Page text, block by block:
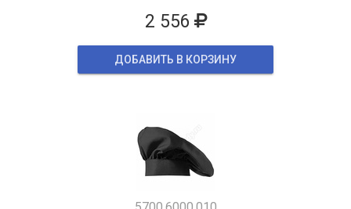
2 556
ДОБАВИТЬ В КОРЗИНУ